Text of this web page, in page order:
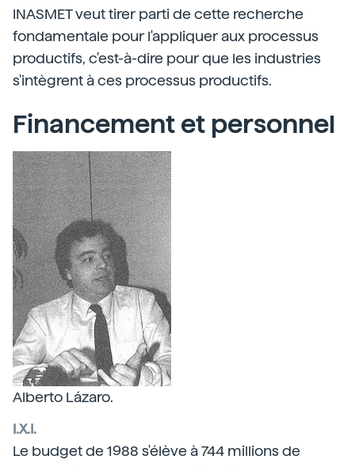
INASMET veut tirer parti de cette recherche
fondamentale pour l'appliquer aux processus
productifs, c'est-à-dire pour que les industries
s'intègrent à ces processus productifs.
Financement et personnel
Alberto Lázaro.
I.X.I.
Le budget de 1988 s'élève à 744 millions de